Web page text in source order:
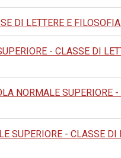
DI LETTERE E
- CLASSE DI
NORMALE SUPERIORE
SUPERIORE - CLASSE DI